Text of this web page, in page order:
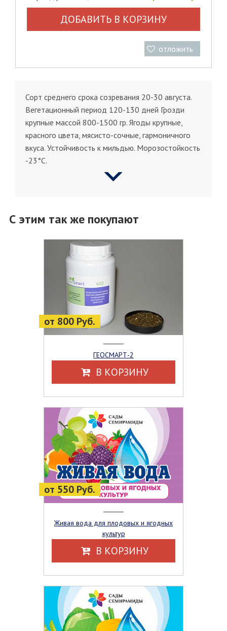
ДОБАВИТЬ В КОРЗИНУ
отложить
Сорт среднего срока созревания 20-30 августа.
Вегетационный период 120-130 дней Грозди
крупные массой 800-1500 гр. Ягоды крупные,
красного цвета, мясисто-сочные, гармоничного
вкуса. Устойчивость к мильдью. Морозостойкость
-23°С.
С этим так же покупают
от 800 Руб.
ГЕОСМАРТ-2
В КОРЗИНУ
от 550 Руб.
Живая вода для плодовых и ягодных
культур
В КОРЗИНУ